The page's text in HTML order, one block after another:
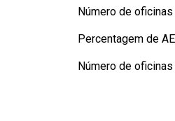
Número de
Percentagem de
Número de